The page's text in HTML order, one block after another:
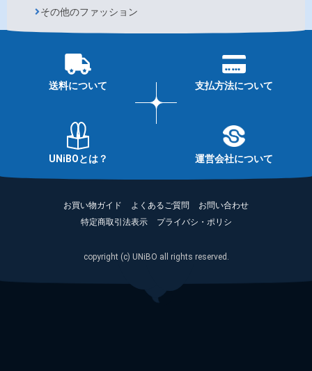
その他のファッション
送料について 支払方法について
UNiBOとは？ 運営会社について
お買い物ガイド よくあるご質問
お問い合わせ
特定商取引法表示
プライバシ・ポリシ
copyright (c) UNiBO all rights reserved.